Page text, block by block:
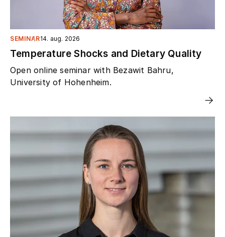
SEMINAR14. aug. 2026
Temperature Shocks and Dietary Quality
Open online seminar with Bezawit Bahru,
University of Hohenheim.